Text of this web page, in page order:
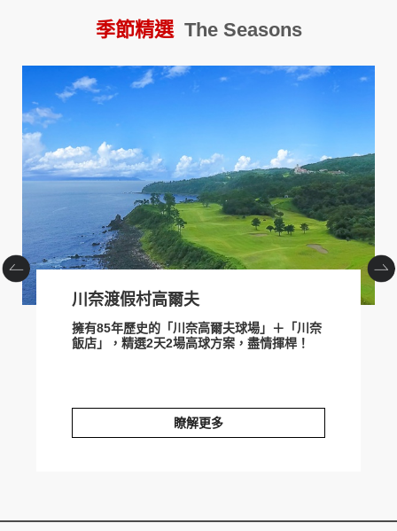
prev next
季節精選 The Seasons
川奈渡假村高爾夫
擁有85年歷史的「川奈高爾夫球場」＋「川奈
飯店」，精選2天2場高球方案，盡情揮桿！
瞭解更多